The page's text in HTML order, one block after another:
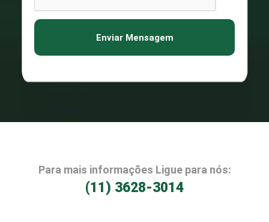
Enviar Mensagem
Para mais informações Ligue para nós:
(11) 3628-3014